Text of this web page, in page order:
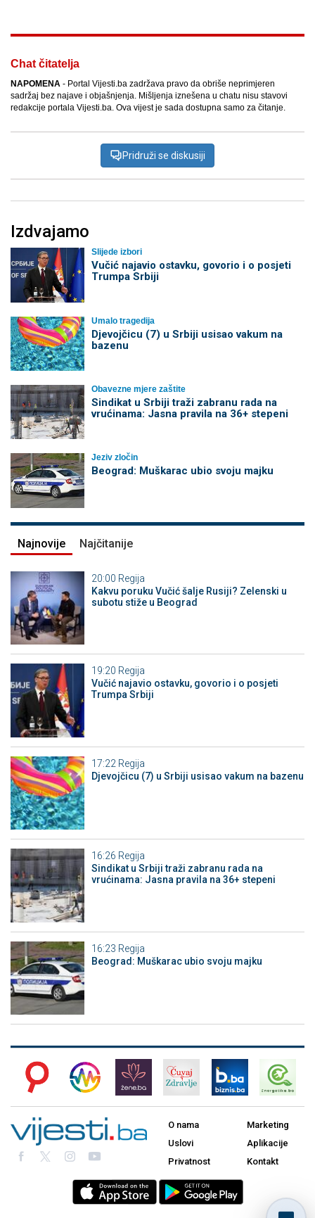
Chat čitatelja
NAPOMENA - Portal Vijesti.ba zadržava pravo da obriše neprimjeren
sadržaj bez najave i objašnjenja. Mišljenja iznešena u chatu nisu stavovi
redakcije portala Vijesti.ba. Ova vijest je sada dostupna samo za čitanje.
Pridruži se diskusiji
Izdvajamo
Slijede izbori
Vučić najavio ostavku, govorio i o posjeti
Trumpa Srbiji
Umalo tragedija
Djevojčicu (7) u Srbiji usisao vakum na
bazenu
Obavezne mjere zaštite
Sindikat u Srbiji traži zabranu rada na
vrućinama: Jasna pravila na 36+ stepeni
Jeziv zločin
Beograd: Muškarac ubio svoju majku
Najnovije Najčitanije
20:00 Regija
Kakvu poruku Vučić šalje Rusiji? Zelenski u
subotu stiže u Beograd
19:20 Regija
Vučić najavio ostavku, govorio i o posjeti
Trumpa Srbiji
17:22 Regija
Djevojčicu (7) u Srbiji usisao vakum na bazenu
16:26 Regija
Sindikat u Srbiji traži zabranu rada na
vrućinama: Jasna pravila na 36+ stepeni
16:23 Regija
Beograd: Muškarac ubio svoju majku
O nama
Uslovi
Privatnost
Marketing
Aplikacije
Kontakt